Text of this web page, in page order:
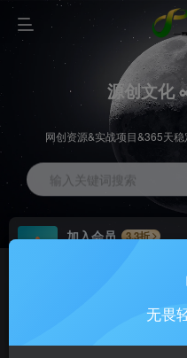
源创文化
网创资源&实战项目&365天
输入关键词搜索
加入会员
3.3折
推广返佣高达70%无畏